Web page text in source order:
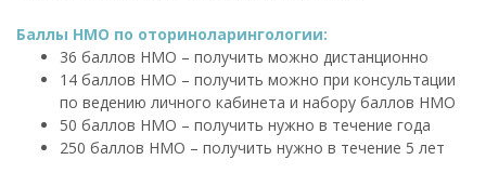
Баллы НМО по оториноларингологии:
36 баллов НМО – получить можно дистанционно
14 баллов НМО – получить можно при консультации
по ведению личного кабинета и набору баллов НМО
50 баллов НМО – получить нужно в течение года
250 баллов НМО – получить нужно в течение 5 лет